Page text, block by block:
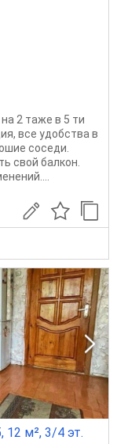
2 таже в 5 ти
все удобства в
соседи.
свой балкон.
12 м², 3/4 эт.